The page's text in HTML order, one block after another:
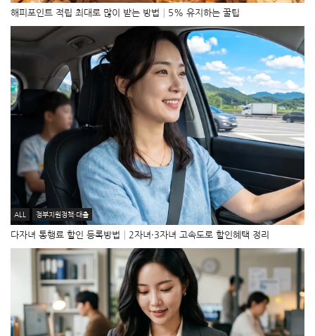
해피포인트 적립 최대로 많이 받는 방법│5% 유지하는 꿀팁
ALL 정부지원정책·대출
다자녀 통행료 할인 등록방법│2자녀·3자녀 고속도로 할인혜택 정리